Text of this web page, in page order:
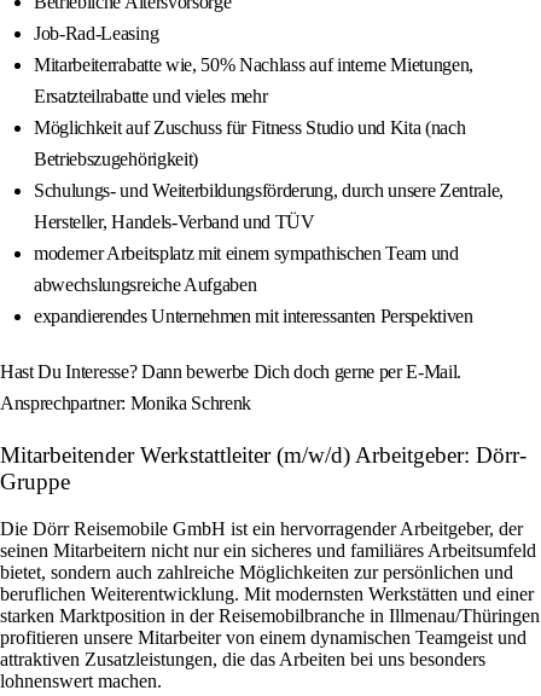
Job-Rad-Leasing
Mitarbeiterrabatte wie, 50% Nachlass auf interne Mietungen,
Ersatzteilrabatte und vieles mehr
Möglichkeit auf Zuschuss für Fitness Studio und Kita (nach
Betriebszugehörigkeit)
Schulungs- und Weiterbildungsförderung, durch unsere Zentrale,
Hersteller, Handels-Verband und TÜV
moderner Arbeitsplatz mit einem sympathischen Team und
abwechslungsreiche Aufgaben
expandierendes Unternehmen mit interessanten Perspektiven
Hast Du Interesse? Dann bewerbe Dich doch gerne per E-Mail.
Ansprechpartner: Monika Schrenk
Mitarbeitender Werkstattleiter (m/w/d) Arbeitgeber: Dörr-
Gruppe
Die Dörr Reisemobile GmbH ist ein hervorragender Arbeitgeber, der
seinen Mitarbeitern nicht nur ein sicheres und familiäres Arbeitsumfeld
bietet, sondern auch zahlreiche Möglichkeiten zur persönlichen und
beruflichen Weiterentwicklung. Mit modernsten Werkstätten und einer
starken Marktposition in der Reisemobilbranche in Illmenau/Thüringen
profitieren unsere Mitarbeiter von einem dynamischen Teamgeist und
attraktiven Zusatzleistungen, die das Arbeiten bei uns besonders
lohnenswert machen.